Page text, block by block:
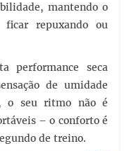
mantendo o
repuxando ou
performance seca
de umidade
o seu ritmo não é
– o conforto é
de treino.